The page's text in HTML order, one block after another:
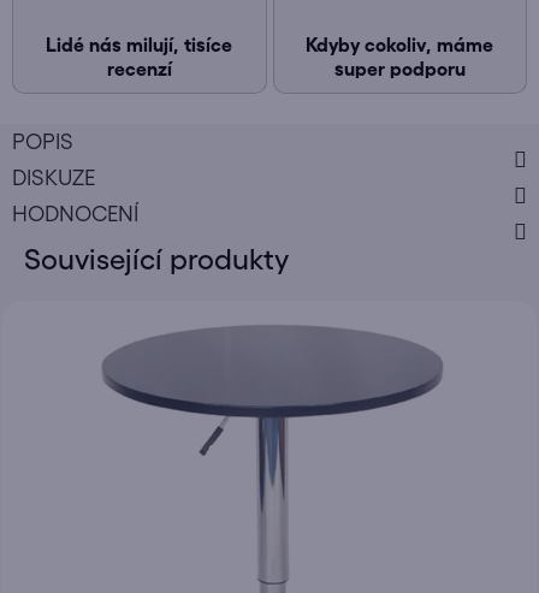
Lidé nás milují, tisíce
recenzí
Kdyby cokoliv, máme
super podporu
POPIS
DISKUZE
HODNOCENÍ
Související produkty